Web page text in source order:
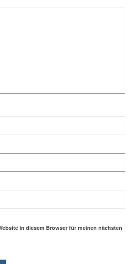
in diesem Browser für meinen nächsten